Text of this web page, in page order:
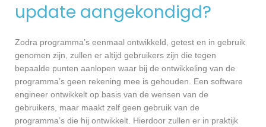
update aangekondigd?
Zodra programma’s eenmaal ontwikkeld, getest en in gebruik
genomen zijn, zullen er altijd gebruikers zijn die tegen
bepaalde punten aanlopen waar bij de ontwikkeling van de
programma’s geen rekening mee is gehouden. Een software
engineer ontwikkelt op basis van de wensen van de
gebruikers, maar maakt zelf geen gebruik van de
programma’s die hij ontwikkelt. Hierdoor zullen er in praktijk